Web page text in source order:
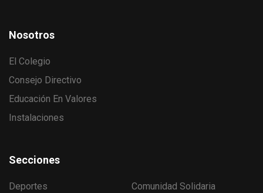
Nosotros
El Colegio
Consejo Directivo
Educación En Valores
Instalaciones
Secciones
Deportes
Comunidad Solidaria